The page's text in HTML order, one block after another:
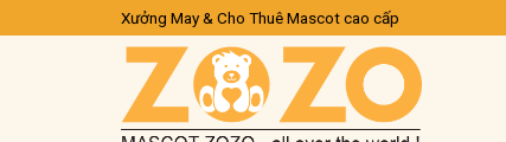
to
Xưởng May & Cho Thuê Mascot cao cấp